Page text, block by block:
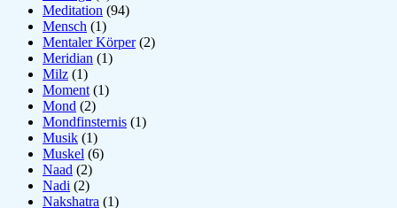
Meditation (94)
Mensch (1)
Mentaler Körper(2)
Meridian (1)
Milz (1)
Moment (1)
Mond (2)
Mondfinsternis (1)
Musik (1)
Muskel (6)
Naad (2)
Nadi (2)
Nakshatra (1)